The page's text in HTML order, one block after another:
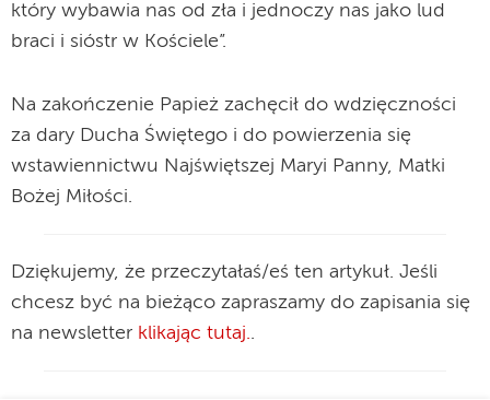
który wybawia nas od zła i jednoczy nas jako lud
braci i sióstr w Kościele”.
Na zakończenie Papież zachęcił do wdzięczności
za dary Ducha Świętego i do powierzenia się
wstawiennictwu Najświętszej Maryi Panny, Matki
Bożej Miłości.
Dziękujemy, że przeczytałaś/eś ten artykuł. Jeśli
chcesz być na bieżąco zapraszamy do zapisania się
na newsletter klikając tutaj..